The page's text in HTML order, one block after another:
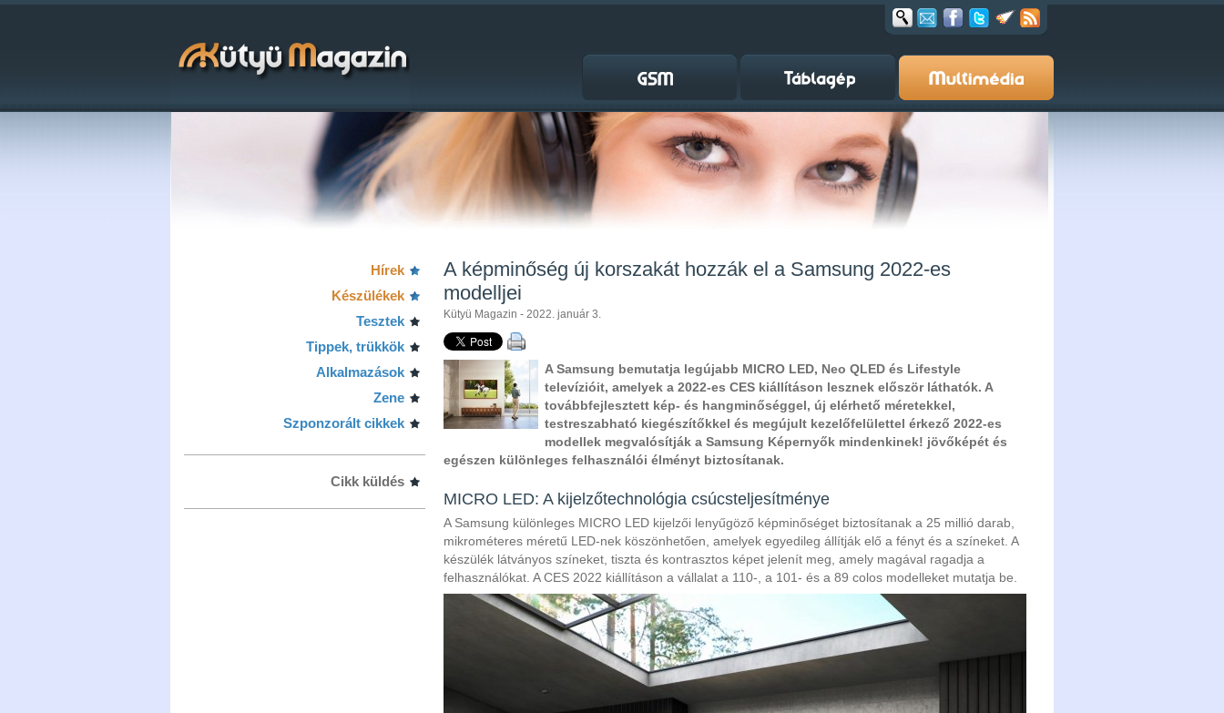
Hírek
Készülékek
Tesztek
Tippek, trükkök
Alkalmazások
Zene
Szponzorált cikkek
Cikk küldés
A képminőség új korszakát hozzák el a Samsung 2022-es
modelljei
Kütyü Magazin - 2022. január 3.
A Samsung bemutatja legújabb MICRO LED, Neo QLED és Lifestyle
televízióit, amelyek a 2022-es CES kiállításon lesznek először láthatók. A
továbbfejlesztett kép- és hangminőséggel, új elérhető méretekkel,
testreszabható kiegészítőkkel és megújult kezelőfelülettel érkező 2022-es
modellek megvalósítják a Samsung Képernyők mindenkinek! jövőképét és
egészen különleges felhasználói élményt biztosítanak.
MICRO LED: A kijelzőtechnológia csúcsteljesítménye
A Samsung különleges MICRO LED kijelzői lenyűgöző képminőséget biztosítanak a 25 millió darab,
mikrométeres méretű LED-nek köszönhetően, amelyek egyedileg állítják elő a fényt és a színeket. A
készülék látványos színeket, tiszta és kontrasztos képet jelenít meg, amely magával ragadja a
felhasználókat. A CES 2022 kiállításon a vállalat a 110-, a 101- és a 89 colos modelleket mutatja be.